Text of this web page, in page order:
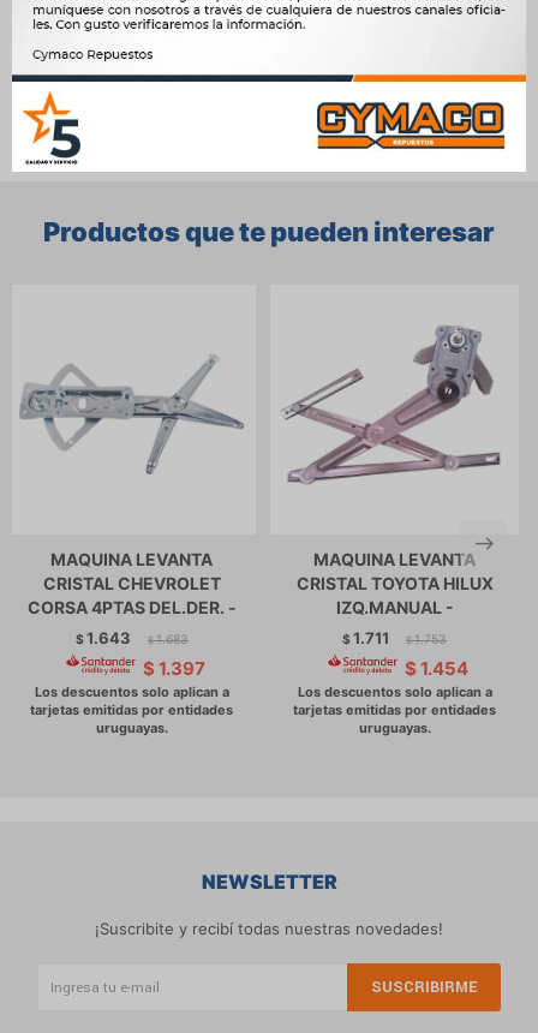
   
Ver mas productos de la marca Sin Marca
Productos que te pueden interesar
MAQUINA LEVANTA
CRISTAL CHEVROLET
CORSA 4PTAS DEL.DER. -
$1.643 $ 1.683
$ 1.397
MAQUINA LEVANTA
CRISTAL TOYOTA HILUX
IZQ.MANUAL -
$1.711 $ 1.753
$ 1.454
NEWSLETTER
¡Suscribite y recibí todas nuestras novedades!
SUSCRIBIRME